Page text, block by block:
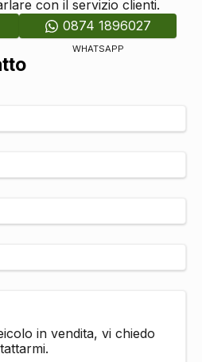
DI SERIE
DI SERIE
DI SERIE
con il servizio clienti.
0874 1896027
WHATSAPP